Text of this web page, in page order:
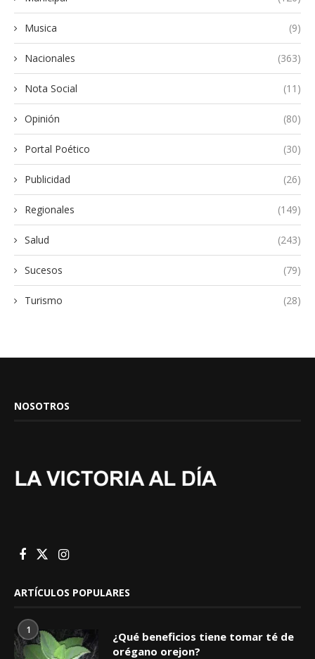
Musica (9)
Nacionales (363)
Nota Social (11)
Opinión (80)
Portal Poético (30)
Publicidad (26)
Regionales (149)
Salud (243)
Sucesos (79)
Turismo (28)
NOSOTROS
ARTÍCULOS POPULARES
1
¿Qué beneficios tiene tomar té de
orégano orejon?